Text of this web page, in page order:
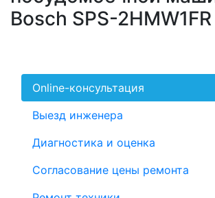
Bosch SPS-2HMW1FR
Online-консультация
Выезд инженера
Диагностика и оценка
Согласование цены ремонта